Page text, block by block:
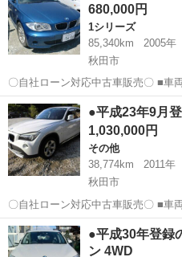
ィオ バックカメラ...680,000円
1シリーズ
85,340km
2005年
秋田市
〇自社ローン対応中古車販売〇 ■車両本体価格：680,000円 ■メーカー
名：BMW ■車種名：116i ■排気量：
離：85,340km ■色名：ブルー ■駆動
秋田 秋田市 1シリーズ
●平成23年9月
1,030,000円
その他
38,774km
2011年
秋田市
〇自社ローン対応中古車販売〇 ■車両本体価格：1,030,000円 ■メーカ
ー名：BMW ■車種名：X1 sDrive
■走行距離：38,774km ■色...
秋田 秋田市 その他 車両
●平成30年登録
ン 4WD